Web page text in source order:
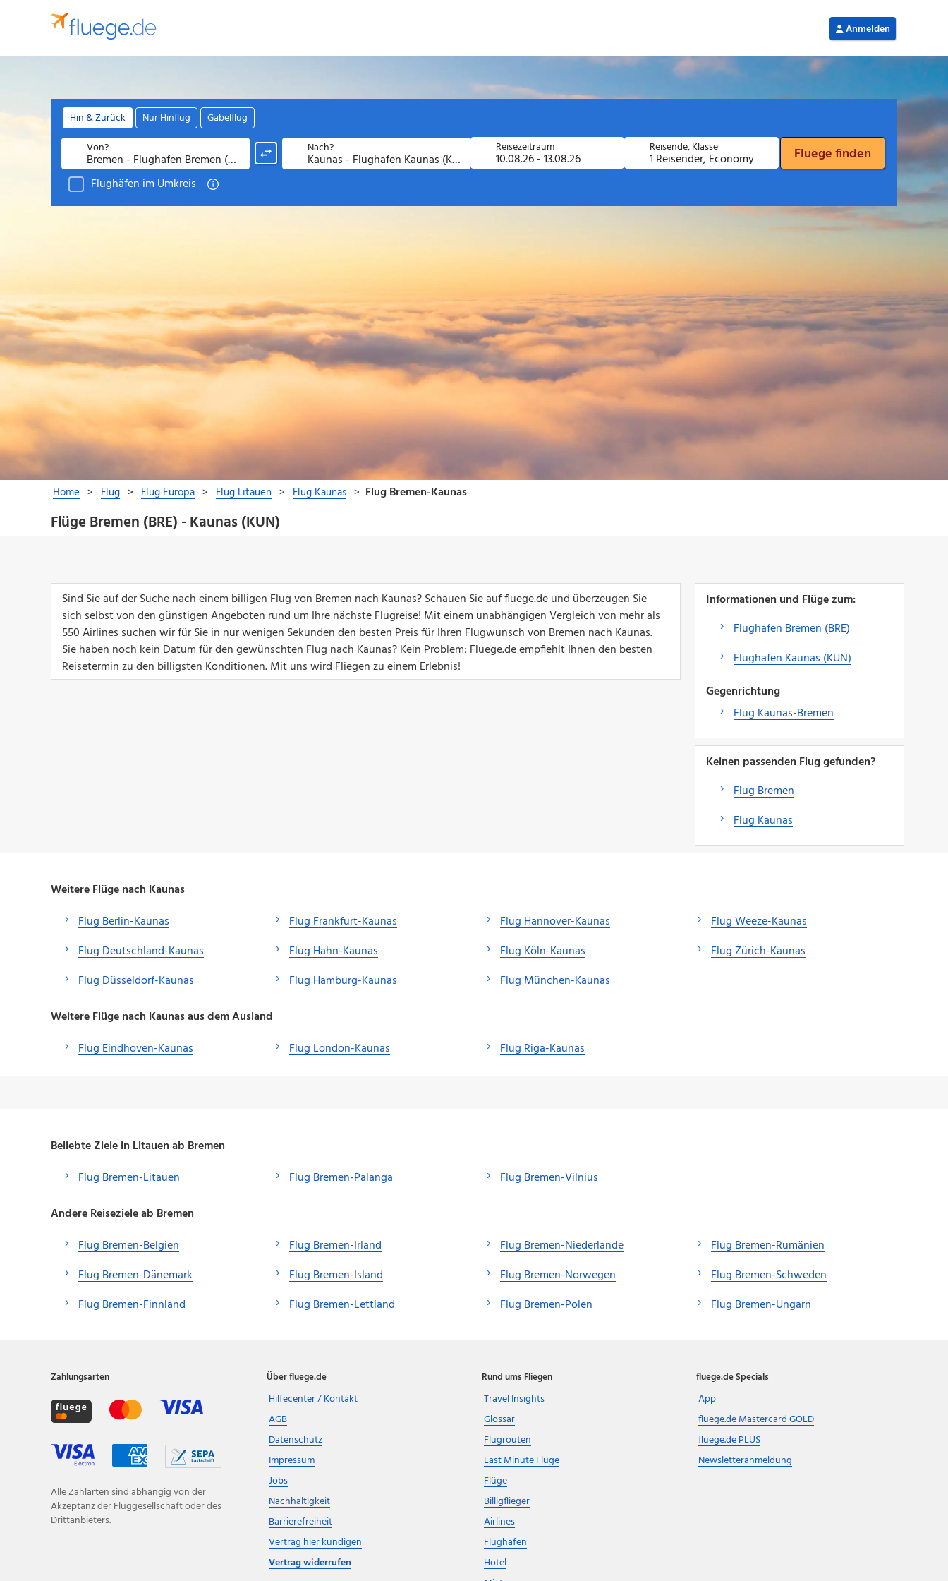
Flüge Bremen (BRE) - Kaunas (KUN)
Sind Sie auf der Suche nach einem billigen Flug von Bremen nach Kaunas? Schauen Sie auf fluege.de und überzeugen Sie
sich selbst von den günstigen Angeboten rund um Ihre nächste Flugreise! Mit einem unabhängigen Vergleich von mehr als
550 Airlines suchen wir für Sie in nur wenigen Sekunden den besten Preis für Ihren Flugwunsch von Bremen nach Kaunas.
Sie haben noch kein Datum für den gewünschten Flug nach Kaunas? Kein Problem: Fluege.de empfiehlt Ihnen den besten
Reisetermin zu den billigsten Konditionen. Mit uns wird Fliegen zu einem Erlebnis!
Informationen und Flüge zum:
Flughafen Bremen (BRE)
Flughafen Kaunas (KUN)
Gegenrichtung
Flug Kaunas-Bremen
Keinen passenden Flug gefunden?
Flug Bremen
Flug Kaunas
Weitere Flüge nach Kaunas
Flug Berlin-Kaunas
Flug Deutschland-Kaunas
Flug Düsseldorf-Kaunas
Flug Frankfurt-Kaunas
Flug Hahn-Kaunas
Flug Hamburg-Kaunas
Flug Hannover-Kaunas
Flug Köln-Kaunas
Flug München-Kaunas
Flug Weeze-Kaunas
Flug Zürich-Kaunas
Weitere Flüge nach Kaunas aus dem Ausland
Flug Eindhoven-Kaunas
Flug London-Kaunas Flug Riga-Kaunas
Beliebte Ziele in Litauen ab Bremen
Flug Bremen-Litauen
Flug Bremen-Palanga
Flug Bremen-Vilnius
Andere Reiseziele ab Bremen
Flug Bremen-Belgien
Flug Bremen-Dänemark
Flug Bremen-Finnland
Flug Bremen-Irland
Flug Bremen-Island
Flug Bremen-Lettland
Flug Bremen-Niederlande
Flug Bremen-Norwegen
Flug Bremen-Polen
Flug Bremen-Rumänien
Flug Bremen-Schweden
Flug Bremen-Ungarn